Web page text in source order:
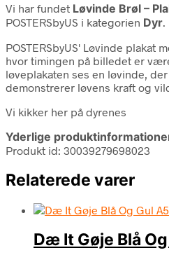
Vi har fundet Løvinde Brøl –
POSTERSbyUS i kategorien Dyr.
POSTERSbyUS' Løvinde plakat
hvor timingen på billedet er
løveplakaten ses en løvinde,
demonstrerer løvens kraft og
Vi kikker her på dyrenes
Yderlige
Produkt id: 30039279698023
Relaterede varer
Dæ It Gøje Blå